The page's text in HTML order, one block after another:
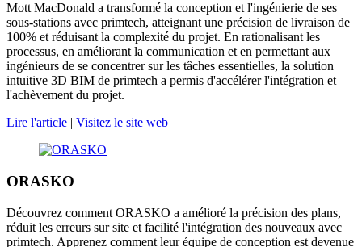
Mott MacDonald a transformé la conception et l'ingénierie de ses
sous-stations avec primtech, atteignant une précision de livraison de
100% et réduisant la complexité du projet. En rationalisant les
processus, en améliorant la communication et en permettant aux
ingénieurs de se concentrer sur les tâches essentielles, la solution
intuitive 3D BIM de primtech a permis d'accélérer l'intégration et
l'achèvement du projet.
Lire l'article
Visitez le site web
ORASKO
Découvrez comment ORASKO a amélioré la précision des plans,
réduit les erreurs sur site et facilité l'intégration des nouveaux avec
primtech. Apprenez comment leur équipe de conception est devenue